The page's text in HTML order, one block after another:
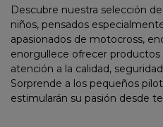
Descubre nuestra selección
niños, pensados
apasionados de motocross,
enorgullece ofrecer productos
atención a la calidad,
Sorprende a los pequeños
estimularán su pasión desde